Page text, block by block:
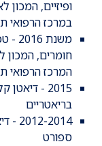
ופיזיים, המכון
במרכז הרפואי
חומרים, המכון
המרכז הרפואי
2015 -
בריאטריים
ספורט